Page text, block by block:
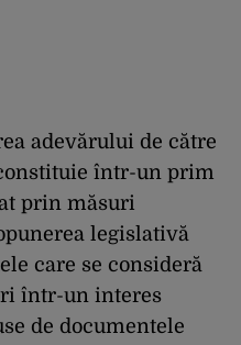
adevărului de către
într-un prim
prin măsuri
legislativă
care se consideră
într-un interes
de documentele